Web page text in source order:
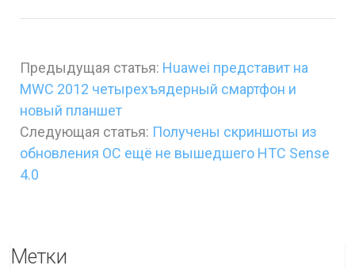
Предыдущая статья: Huawei представит на
MWC 2012 четырехъядерный смартфон и
новый планшет
Следующая статья: Получены скриншоты из
обновления ОС ещё не вышедшего HTC Sense
4.0
Метки